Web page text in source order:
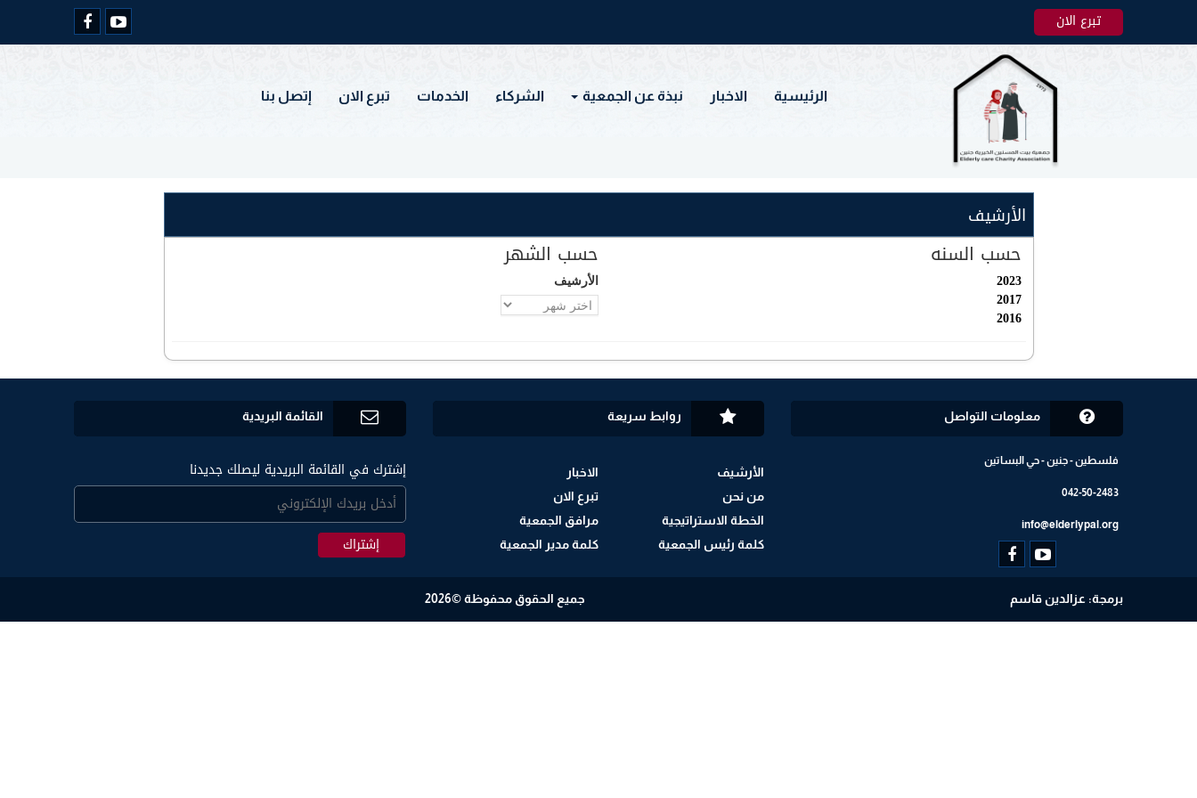
تبرع الان
الرئيسية الاخبار نبذة عن الجمعية الشركاء الخدمات تبرع الان إتصل بنا
الأرشيف
حسب السنه
2023
2017
2016
حسب الشهر
الأرشيف
معلومات التواصل
فلسطين - جنين - حي البساتين
042-50-2483
info@elderlypal.org
روابط سريعة
الأرشيف
من نحن
الخطة الاستراتيجية
كلمة رئيس الجمعية
الاخبار
تبرع الان
مرافق الجمعية
كلمة مدير الجمعية
القائمة البريدية
إشترك في القائمة البريدية ليصلك جديدنا
إشتراك
برمجة: عزالدين قاسم جميع الحقوق محفوظة ©2026